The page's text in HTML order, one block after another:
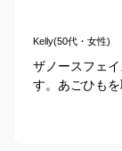
Kelly(50代・女性)
ザノースフェ
す。あごひも